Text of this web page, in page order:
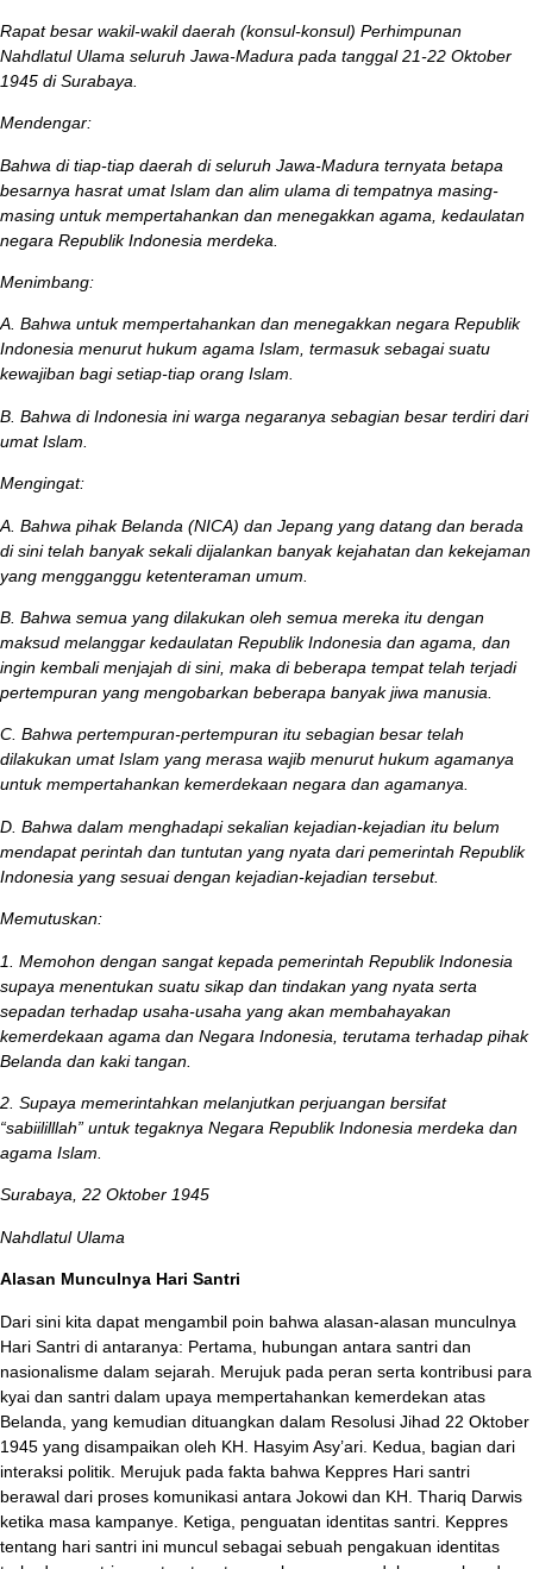
Rapat besar wakil-wakil daerah (konsul-konsul) Perhimpunan
Nahdlatul Ulama seluruh Jawa-Madura pada tanggal 21-22 Oktober
1945 di Surabaya.
Mendengar:
Bahwa di tiap-tiap daerah di seluruh Jawa-Madura ternyata betapa
besarnya hasrat umat Islam dan alim ulama di tempatnya masing-
masing untuk mempertahankan dan menegakkan agama, kedaulatan
negara Republik Indonesia merdeka.
Menimbang:
A. Bahwa untuk mempertahankan dan menegakkan negara Republik
Indonesia menurut hukum agama Islam, termasuk sebagai suatu
kewajiban bagi setiap-tiap orang Islam.
B. Bahwa di Indonesia ini warga negaranya sebagian besar terdiri dari
umat Islam.
Mengingat:
A. Bahwa pihak Belanda (NICA) dan Jepang yang datang dan berada
di sini telah banyak sekali dijalankan banyak kejahatan dan kekejaman
yang mengganggu ketenteraman umum.
B. Bahwa semua yang dilakukan oleh semua mereka itu dengan
maksud melanggar kedaulatan Republik Indonesia dan agama, dan
ingin kembali menjajah di sini, maka di beberapa tempat telah terjadi
pertempuran yang mengobarkan beberapa banyak jiwa manusia.
C. Bahwa pertempuran-pertempuran itu sebagian besar telah
dilakukan umat Islam yang merasa wajib menurut hukum agamanya
untuk mempertahankan kemerdekaan negara dan agamanya.
D. Bahwa dalam menghadapi sekalian kejadian-kejadian itu belum
mendapat perintah dan tuntutan yang nyata dari pemerintah Republik
Indonesia yang sesuai dengan kejadian-kejadian tersebut.
Memutuskan:
1. Memohon dengan sangat kepada pemerintah Republik Indonesia
supaya menentukan suatu sikap dan tindakan yang nyata serta
sepadan terhadap usaha-usaha yang akan membahayakan
kemerdekaan agama dan Negara Indonesia, terutama terhadap pihak
Belanda dan kaki tangan.
2. Supaya memerintahkan melanjutkan perjuangan bersifat
“sabiililllah” untuk tegaknya Negara Republik Indonesia merdeka dan
agama Islam.
Surabaya, 22 Oktober 1945
Nahdlatul Ulama
Alasan Munculnya Hari Santri
Dari sini kita dapat mengambil poin bahwa alasan-alasan munculnya
Hari Santri di antaranya: Pertama, hubungan antara santri dan
nasionalisme dalam sejarah. Merujuk pada peran serta kontribusi para
kyai dan santri dalam upaya mempertahankan kemerdekan atas
Belanda, yang kemudian dituangkan dalam Resolusi Jihad 22 Oktober
1945 yang disampaikan oleh KH. Hasyim Asy’ari. Kedua, bagian dari
interaksi politik. Merujuk pada fakta bahwa Keppres Hari santri
berawal dari proses komunikasi antara Jokowi dan KH. Thariq Darwis
ketika masa kampanye. Ketiga, penguatan identitas santri. Keppres
tentang hari santri ini muncul sebagai sebuah pengakuan identitas